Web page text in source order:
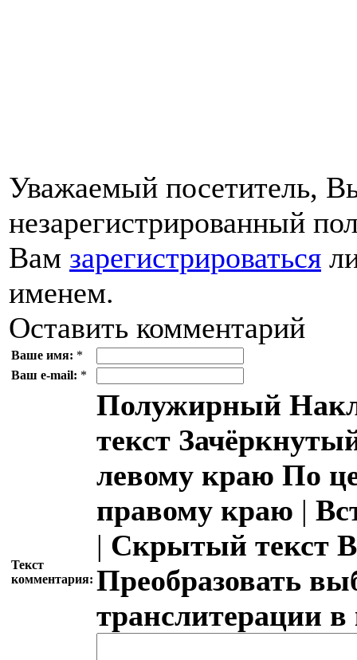
Уважаемый посетитель,
незарегистрированный
Вам зарегистрироваться
именем.
Оставить комментарий
Ваше имя: *
Ваш e-mail: *
Текст
комментария:
Полужирный
текст
левому краю По
правому краю |
| Скрытый текст
Преобразовать
транслитерации